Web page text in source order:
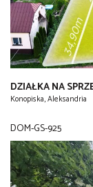
DZIAŁKA NA
Konopiska, Aleksandria
DOM-GS-925